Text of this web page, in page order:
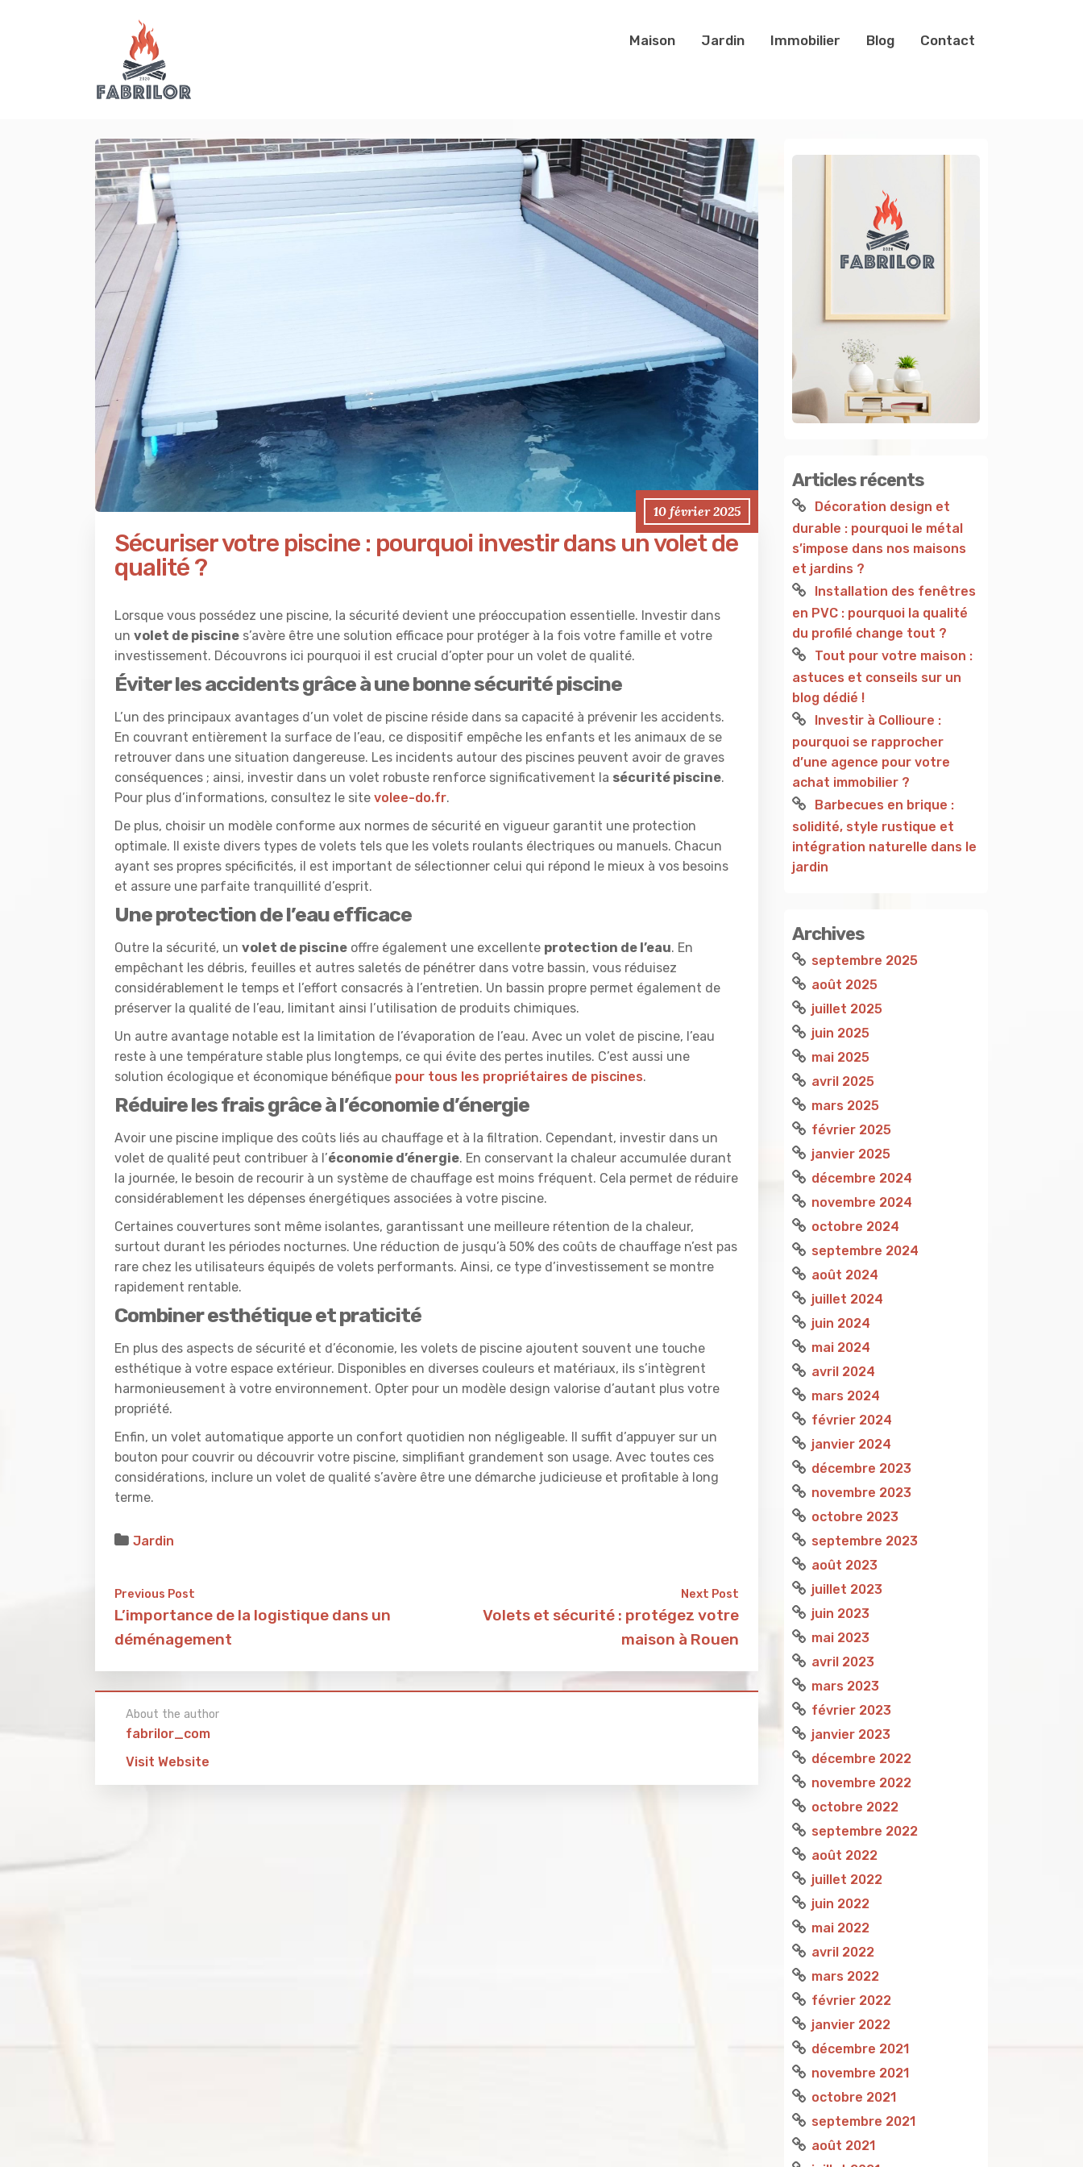
Maison Jardin Immobilier Blog Contact
10 février 2025
Sécuriser votre piscine : pourquoi investir dans un volet de
qualité ?
Lorsque vous possédez une piscine, la sécurité devient une préoccupation essentielle. Investir dans
un volet de piscine s’avère être une solution efficace pour protéger à la fois votre famille et votre
investissement. Découvrons ici pourquoi il est crucial d’opter pour un volet de qualité.
Éviter les accidents grâce à une bonne sécurité piscine
L’un des principaux avantages d’un volet de piscine réside dans sa capacité à prévenir les accidents.
En couvrant entièrement la surface de l’eau, ce dispositif empêche les enfants et les animaux de se
retrouver dans une situation dangereuse. Les incidents autour des piscines peuvent avoir de graves
conséquences ; ainsi, investir dans un volet robuste renforce significativement la sécurité piscine.
Pour plus d’informations, consultez le site volee-do.fr.
De plus, choisir un modèle conforme aux normes de sécurité en vigueur garantit une protection
optimale. Il existe divers types de volets tels que les volets roulants électriques ou manuels. Chacun
ayant ses propres spécificités, il est important de sélectionner celui qui répond le mieux à vos besoins
et assure une parfaite tranquillité d’esprit.
Une protection de l’eau efficace
Outre la sécurité, un volet de piscine offre également une excellente protection de l’eau. En
empêchant les débris, feuilles et autres saletés de pénétrer dans votre bassin, vous réduisez
considérablement le temps et l’effort consacrés à l’entretien. Un bassin propre permet également de
préserver la qualité de l’eau, limitant ainsi l’utilisation de produits chimiques.
Un autre avantage notable est la limitation de l’évaporation de l’eau. Avec un volet de piscine, l’eau
reste à une température stable plus longtemps, ce qui évite des pertes inutiles. C’est aussi une
solution écologique et économique bénéfique pour tous les propriétaires de piscines.
Réduire les frais grâce à l’économie d’énergie
Avoir une piscine implique des coûts liés au chauffage et à la filtration. Cependant, investir dans un
volet de qualité peut contribuer à l’économie d’énergie. En conservant la chaleur accumulée durant
la journée, le besoin de recourir à un système de chauffage est moins fréquent. Cela permet de réduire
considérablement les dépenses énergétiques associées à votre piscine.
Certaines couvertures sont même isolantes, garantissant une meilleure rétention de la chaleur,
surtout durant les périodes nocturnes. Une réduction de jusqu’à 50% des coûts de chauffage n’est pas
rare chez les utilisateurs équipés de volets performants. Ainsi, ce type d’investissement se montre
rapidement rentable.
Combiner esthétique et praticité
En plus des aspects de sécurité et d’économie, les volets de piscine ajoutent souvent une touche
esthétique à votre espace extérieur. Disponibles en diverses couleurs et matériaux, ils s’intègrent
harmonieusement à votre environnement. Opter pour un modèle design valorise d’autant plus votre
propriété.
Enfin, un volet automatique apporte un confort quotidien non négligeable. Il suffit d’appuyer sur un
bouton pour couvrir ou découvrir votre piscine, simplifiant grandement son usage. Avec toutes ces
considérations, inclure un volet de qualité s’avère être une démarche judicieuse et profitable à long
terme.
Jardin
Previous Post
L’importance de la logistique dans un
déménagement
Next Post
Volets et sécurité : protégez votre
maison à Rouen
About the author
fabrilor_com
Visit Website
Articles récents
Décoration design et
durable : pourquoi le métal
s’impose dans nos maisons
et jardins ?
Installation des fenêtres
en PVC : pourquoi la qualité
du profilé change tout ?
Tout pour votre maison :
astuces et conseils sur un
blog dédié !
Investir à Collioure :
pourquoi se rapprocher
d’une agence pour votre
achat immobilier ?
Barbecues en brique :
solidité, style rustique et
intégration naturelle dans le
jardin
Archives
septembre 2025
août 2025
juillet 2025
juin 2025
mai 2025
avril 2025
mars 2025
février 2025
janvier 2025
décembre 2024
novembre 2024
octobre 2024
septembre 2024
août 2024
juillet 2024
juin 2024
mai 2024
avril 2024
mars 2024
février 2024
janvier 2024
décembre 2023
novembre 2023
octobre 2023
septembre 2023
août 2023
juillet 2023
juin 2023
mai 2023
avril 2023
mars 2023
février 2023
janvier 2023
décembre 2022
novembre 2022
octobre 2022
septembre 2022
août 2022
juillet 2022
juin 2022
mai 2022
avril 2022
mars 2022
février 2022
janvier 2022
décembre 2021
novembre 2021
octobre 2021
septembre 2021
août 2021